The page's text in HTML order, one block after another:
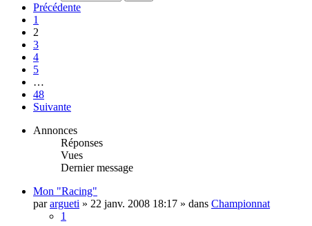
Précédente
1
2
3
4
5
…
48
Suivante
Annonces
Réponses
Vues
Dernier message
Mon "Racing"
parargueti » 22 janv. 2008 18:17 » dans Championnat
1